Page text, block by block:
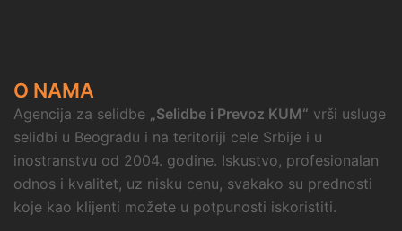
O NAMA
Agencija za selidbe „Selidbe i Prevoz KUM“ vrši usluge
selidbi u Beogradu i na teritoriji cele Srbije i u
inostranstvu od 2004. godine. Iskustvo, profesionalan
odnos i kvalitet, uz nisku cenu, svakako su prednosti
koje kao klijenti možete u potpunosti iskoristiti.